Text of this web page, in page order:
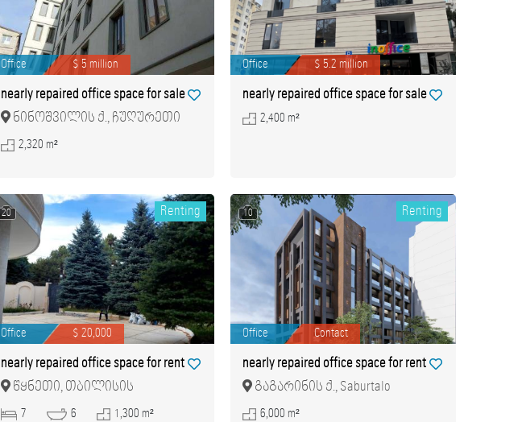
Office $ 5 million
nearly repaired office space for sale
ნინოშვილის ქ., ჩუღურეთი
2,320 m²
Office $ 5.2 million
nearly repaired office space for sale
2,400 m²
20 Renting
Office $ 20,000
nearly repaired office space for rent
წყნეთი, თბილისის
შემოგარენი
7 6 1,300 m²
10 Renting
Office Contact
nearly repaired office space for rent
გაგარინის ქ., Saburtalo
6,000 m²